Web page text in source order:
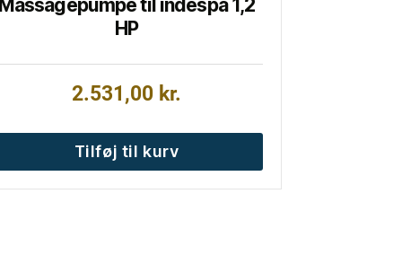
til indespa 1,2
HP
2.531,00 kr.
Tilføj til kurv